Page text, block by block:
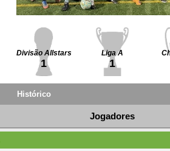
Divisão Allstars
1
Liga A
1
Histórico
Jogadores